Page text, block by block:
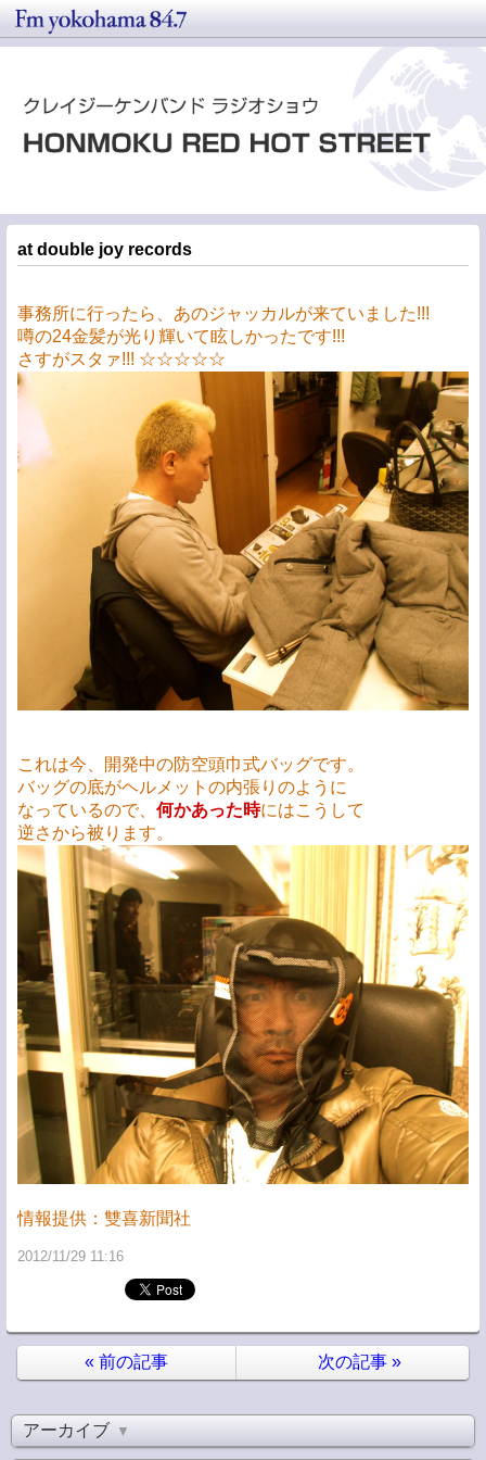
at double joy records
事務所に行ったら、あのジャッカルが来ていました!!!
噂の24金髪が光り輝いて眩しかったです!!!
さすがスタァ!!! ☆☆☆☆☆
これは今、開発中の防空頭巾式バッグです。
バッグの底がヘルメットの内張りのように
なっているので、 何かあった時にはこうして
逆さから被ります。
情報提供：雙喜新聞社
2012/11/29 11:16
« 前の記事 次の記事 »
アーカイブ ▼